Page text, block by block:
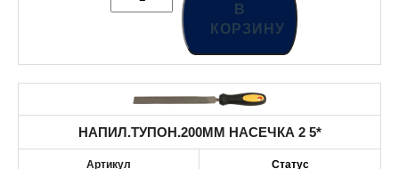
В
КОРЗИНУ
НАПИЛ.ТУПОН.200MM НАСЕЧКА 2 5*